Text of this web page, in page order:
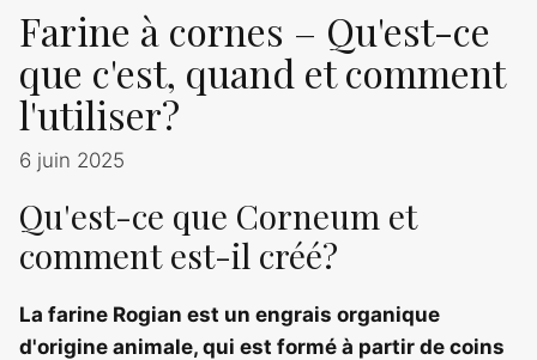
Farine à cornes – Qu'est-ce
que c'est, quand et comment
l'utiliser?
6 juin 2025
Qu'est-ce que Corneum et
comment est-il créé?
La farine Rogian est un engrais organique
d'origine animale, qui est formé à partir de coins